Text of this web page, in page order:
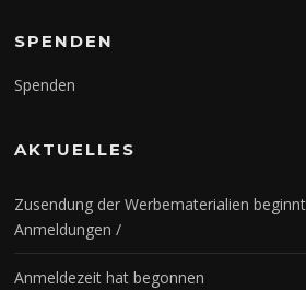
SPENDEN
Spenden
AKTUELLES
Zusendung der Werbematerialien
Anmeldungen /
Anmeldezeit hat begonnen